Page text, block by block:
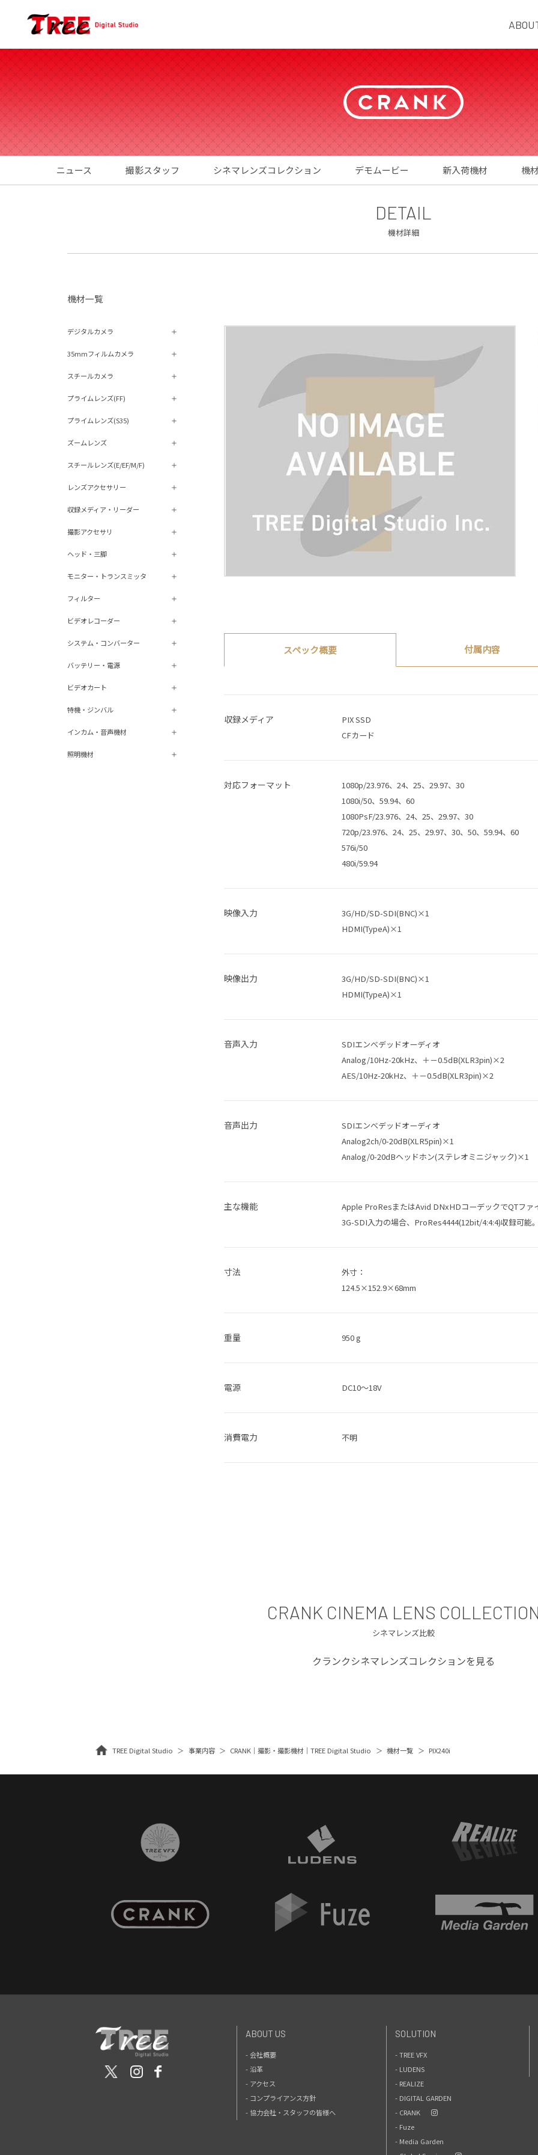
ニュース 撮影スタッフ シネマレンズコレクション デモムービー 新入荷機材 機
DETAIL
機材詳細
機材⼀覧
デジタルカメラ
35mmフィルムカメラ
スチールカメラ
プライムレンズ(FF)
プライムレンズ(S35)
ズームレンズ
スチールレンズ(E/EF/M/F)
レンズアクセサリー
収録メディア・リーダー
撮影アクセサリ
ヘッド・三脚
モニター・トランスミッタ
フィルター
ビデオレコーダー
システム・コンバーター
バッテリー・電源
ビデオカート
特機・ジンバル
インカム・音声機材
照明機材
スペック概要 付属内容
収録メディア
PIX SSD
CFカード
対応フォーマット
1080p/23.976、24、25、29.97、30
1080i/50、59.94、60
1080PsF/23.976、24、25、29.97、30
720p/23.976、24、25、29.97、30、50、59.94、60
576i/50
480i/59.94
映像入力
3G/HD/SD-SDI(BNC)×1
HDMI(TypeA)×1
映像出力
3G/HD/SD-SDI(BNC)×1
HDMI(TypeA)×1
音声入力
SDIエンべデッドオーディオ
Analog/10Hz-20kHz、＋－0.5dB(XLR3pin)×2
AES/10Hz-20kHz、＋－0.5dB(XLR3pin)×2
音声出力
SDIエンべデッドオーディオ
Analog2ch/0-20dB(XLR5pin)×1
Analog/0-20dBヘッドホン(ステレオミニジャック)×1
主な機能
Apple ProResまたはAvid DNxHDコーデックでQTファ
3G-SDI入力の場合、ProRes4444(12bit/4:4:4)収録可能。
寸法
外寸：
124.5×152.9×68mm
重量 950 g
電源 DC10～18V
消費電力 不明
CRANK CINEMA LENS COLLECTION
シネマレンズ比較
クランクシネマレンズコレクションを見る
TREE Digital Studio 事業内容 CRANK｜撮影・撮影機材｜TREE Digital Studio 機材一覧 PIX240i
ABOUT US
- 会社概要
- 沿革
- アクセス
- コンプライアンス方針
- 協力会社・スタッフの皆様へ
SOLUTION
- TREE VFX
- LUDENS
- REALIZE
- DIGITAL GARDEN
- CRANK
- Fuze
- Media Garden